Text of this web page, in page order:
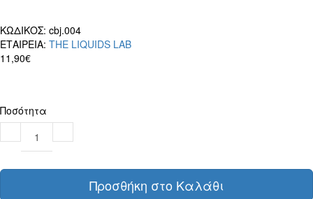
ΚΩΔΙΚΟΣ: cbj.004
ΕΤΑΙΡΕΙΑ: THE LIQUIDS LAB
11,90€
Ποσότητα
Προσθήκη στο Καλάθι